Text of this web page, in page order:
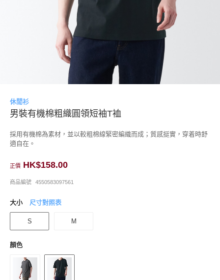
休閒衫
男裝有機棉粗織圓領短袖T裇
採用有機棉為素材，並以較粗棉線緊密編織而成；質感挺實，穿着時舒
適自在。
正價 HK$158.00
商品編號 4550583097561
大小 尺寸對照表
S M
顏色